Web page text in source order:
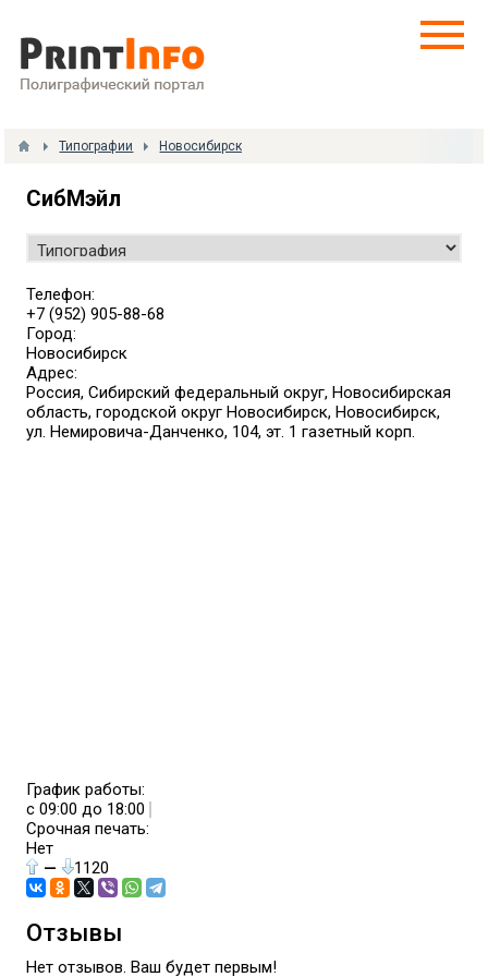
Типографии Новосибирск
СибМэйл
Телефон:
+7 (952) 905-88-68
Город:
Новосибирск
Адрес:
Россия, Сибирский федеральный округ, Новосибирская
область, городской округ Новосибирск, Новосибирск,
ул. Немировича-Данченко, 104, эт. 1 газетный корп.
График работы:
с 09:00 до 18:00
Срочная печать:
Нет
—
1120
Отзывы
Нет отзывов. Ваш будет первым!